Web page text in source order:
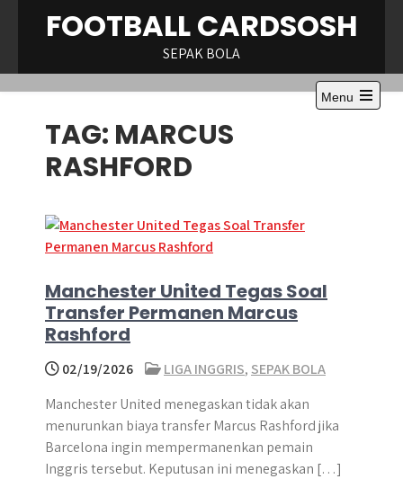
FOOTBALL CARDSOSH
SEPAK BOLA
Menu
TAG: MARCUS
RASHFORD
Manchester United Tegas Soal
Transfer Permanen Marcus
Rashford
02/19/2026 LIGA INGGRIS, SEPAK BOLA
Manchester United menegaskan tidak akan
menurunkan biaya transfer Marcus Rashford jika
Barcelona ingin mempermanenkan pemain
Inggris tersebut. Keputusan ini menegaskan […]